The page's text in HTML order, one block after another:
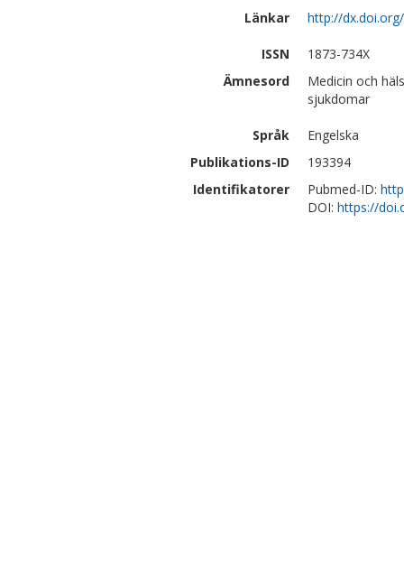
Länkar
http://
ISSN
1873-734X
Ämnesord
Medicin och
sjukdomar
Språk
Engelska
Publikations-ID
193394
Identifikatorer
Pubmed-ID:
DOI: https://